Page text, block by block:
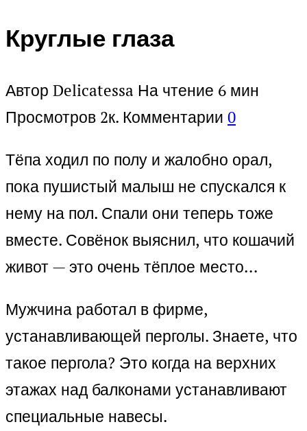
Круглые глаза
Автор Delicatessa На чтение 6 мин
Просмотров 2к. Комментарии 0
Тёпа ходил по полу и жалобно орал,
пока пушистый малыш не спускался к
нему на пол. Спали они теперь тоже
вместе. Совёнок выяснил, что кошачий
живот — это очень тёплое место…
Мужчина работал в фирме,
устанавливающей перголы. Знаете, что
такое пергола? Это когда на верхних
этажах над балконами устанавливают
специальные навесы.